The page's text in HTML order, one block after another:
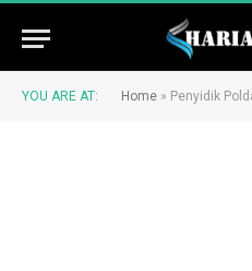
YOU ARE AT: Home » Penyidik Polda Aceh